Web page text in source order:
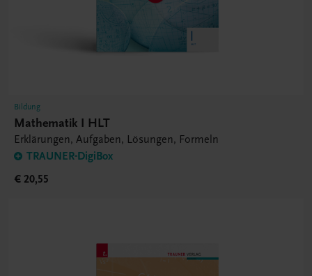
Bildung
Mathematik I HLT
Erklärungen, Aufgaben, Lösungen, Formeln
TRAUNER-DigiBox
€ 20,55